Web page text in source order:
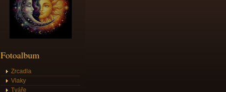
Fotoalbum
Zrcadla
Vlaky
Tváře